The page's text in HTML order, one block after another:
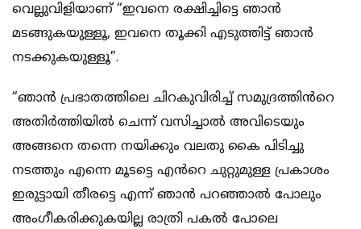
വെല്ലുവിളിയാണ് “ഇവനെ രക്ഷിച്ചിട്ടെ ഞാൻ
മടങ്ങുകയുള്ളൂ, ഇവനെ തൂക്കി എടുത്തിട്ട് ഞാൻ
നടക്കുകയുള്ളൂ”.
“ഞാൻ പ്രഭാതത്തിലെ ചിറകുവിരിച്ച് സമുദ്രത്തിൻറെ
അതിർത്തിയിൽ ചെന്ന് വസിച്ചാൽ അവിടെയും
അങ്ങനെ തന്നെ നയിക്കും വലതു കൈ പിടിച്ചു
നടത്തും എന്നെ മൂടട്ടെ എൻറെ ചുറ്റുമുള്ള പ്രകാശം
ഇരുട്ടായി തീരട്ടെ എന്ന് ഞാൻ പറഞ്ഞാൽ പോലും
അംഗീകരിക്കുകയില്ല രാത്രി പകൽ പോലെ